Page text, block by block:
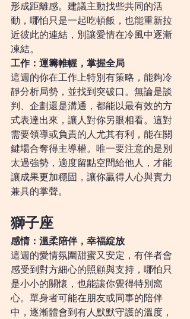
形成距離感。建議主動找些共同的活
動，哪怕只是一起吃頓飯，也能重新拉
近彼此的連結，別讓愛情在冷風中逐漸
凍結。
工作：運籌帷幄，掌握全局
這週的你在工作上特別有策略，能夠冷
靜分析局勢，並找到突破口。無論是談
判、企劃還是溝通，都能以最有效的方
式表達出來，讓人對你另眼相看。這對
需要領導或負責的人尤其有利，能在關
鍵場合奪得主導權。唯一要注意的是別
太過強勢，適度留點空間給他人，才能
讓成果更加穩固，讓你贏得人心與實力
兼具的掌聲。
獅子座
感情：溫柔陪伴，幸福綻放
這週的愛情氛圍甜蜜又安定，有伴者會
感受到對方細心的照顧與支持，哪怕只
是小小的關懷，也能讓你覺得特別窩
心。單身者可能在朋友或同事的陪伴
中，逐漸體會到有人默默守護的溫度，